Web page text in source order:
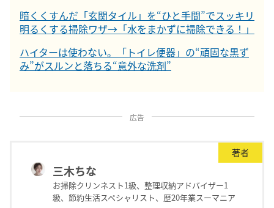
暗くくすんだ「玄関タイル」を“ひと手間”でスッキリ
明るくする掃除ワザ→「水をまかずに掃除できる！」
ハイターは使わない。「トイレ便器」の“頑固な黒ず
み”がスルンと落ちる“意外な洗剤”
広告
著者
三木ちな
お掃除クリンネスト1級、整理収納アドバイザー1
級、節約生活スペシャリスト、歴20年業スーマニア